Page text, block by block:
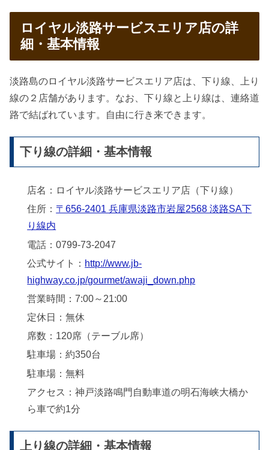
ロイヤル淡路サービスエリア店の詳
細・基本情報
淡路島のロイヤル淡路サービスエリア店は、下り線、上り
線の２店舗があります。なお、下り線と上り線は、連絡道
路で結ばれています。自由に行き来できます。
下り線の詳細・基本情報
店名：ロイヤル淡路サービスエリア店（下り線）
住所： 〒656-2401 兵庫県淡路市岩屋2568 淡路SA下
り線内
電話：0799-73-2047
公式サイト： http://www.jb-
highway.co.jp/gourmet/awaji_down.php
営業時間：7:00～21:00
定休日：無休
席数：120席（テーブル席）
駐車場：約350台
駐車場：無料
アクセス：神戸淡路鳴門自動車道の明石海峡大橋か
ら車で約1分
上り線の詳細・基本情報